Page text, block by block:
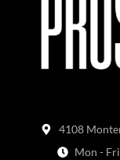
4108
Mon -